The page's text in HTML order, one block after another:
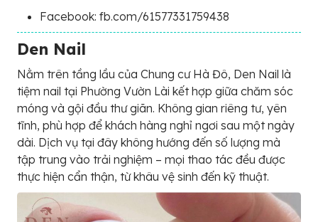
Facebook: fb.com/61577331759438
Den Nail
Nằm trên tầng lầu của Chung cư Hà Đô, Den Nail là
tiệm nail tại Phường Vườn Lài kết hợp giữa chăm sóc
móng và gội đầu thư giãn. Không gian riêng tư, yên
tĩnh, phù hợp để khách hàng nghỉ ngơi sau một ngày
dài. Dịch vụ tại đây không hướng đến số lượng mà
tập trung vào trải nghiệm – mọi thao tác đều được
thực hiện cẩn thận, từ khâu vệ sinh đến kỹ thuật.